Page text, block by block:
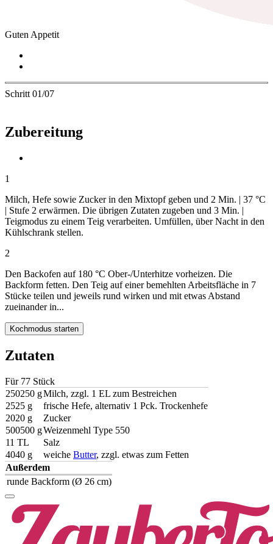
Guten Appetit
Schritt 01/07
Zubereitung
1
Milch, Hefe sowie Zucker in den Mixtopf geben und 2 Min. | 37 °C
| Stufe 2 erwärmen. Die übrigen Zutaten zugeben und 3 Min. |
Teigmodus zu einem Teig verarbeiten. Umfüllen, über Nacht in den
Kühlschrank stellen.
2
Den Backofen auf 180 °C Ober-/Unterhitze vorheizen. Die
Backform fetten. Den Teig auf einer bemehlten Arbeitsfläche in 7
Stücke teilen und jeweils rund wirken und mit etwas Abstand
zueinander in...
Kochmodus starten
Zutaten
Für 77 Stück
250250 gMilch, zzgl. 1 EL zum Bestreichen
2525 g
frische Hefe, alternativ 1 Pck. Trockenhefe
2020 g
Zucker
500500 gWeizenmehl Type 550
11 TL
Salz
4040 g weiche Butter, zzgl. etwas zum Fetten
Außerdem
runde Backform (Ø 26 cm)